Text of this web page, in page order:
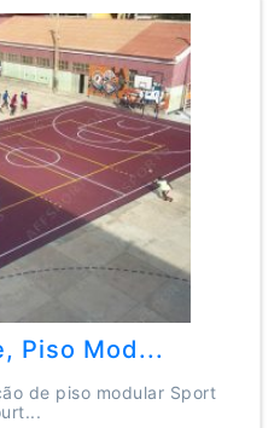
Piso Mod...
de piso modular Sport